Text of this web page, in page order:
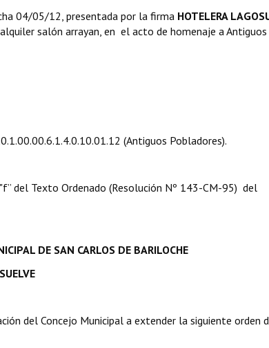
04/05/12, presentada por la firma HOTELERA
salón arrayan, en el acto de homenaje a Antiguos
(Antiguos Pobladores).
del Texto Ordenado (Resolución Nº 143-CM-95) del
DE SAN CARLOS DE BARILOCHE
del Concejo Municipal a extender la siguiente orden